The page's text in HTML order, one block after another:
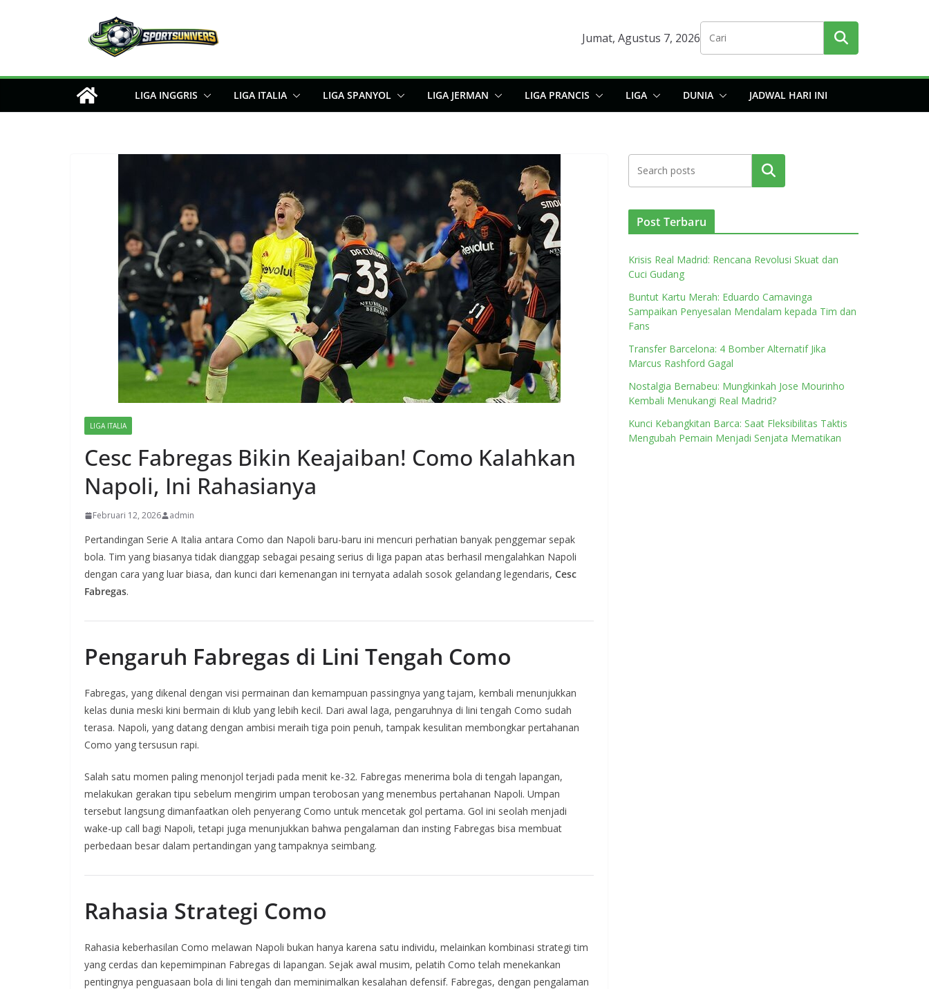
Jumat, Agustus 7, 2026
LIGA INGGRIS LIGA ITALIA LIGA SPANYOL LIGA JERMAN LIGA PRANCIS LIGA DUNIA JADWAL HARI INI
LIGA ITALIA
Cesc Fabregas Bikin Keajaiban! Como Kalahkan
Napoli, Ini Rahasianya
Februari 12, 2026 admin
Pertandingan Serie A Italia antara Como dan Napoli baru-baru ini mencuri perhatian banyak penggemar sepak
bola. Tim yang biasanya tidak dianggap sebagai pesaing serius di liga papan atas berhasil mengalahkan Napoli
dengan cara yang luar biasa, dan kunci dari kemenangan ini ternyata adalah sosok gelandang legendaris, Cesc
Fabregas.
Pengaruh Fabregas di Lini Tengah Como
Fabregas, yang dikenal dengan visi permainan dan kemampuan passingnya yang tajam, kembali menunjukkan
kelas dunia meski kini bermain di klub yang lebih kecil. Dari awal laga, pengaruhnya di lini tengah Como sudah
terasa. Napoli, yang datang dengan ambisi meraih tiga poin penuh, tampak kesulitan membongkar pertahanan
Como yang tersusun rapi.
Salah satu momen paling menonjol terjadi pada menit ke-32. Fabregas menerima bola di tengah lapangan,
melakukan gerakan tipu sebelum mengirim umpan terobosan yang menembus pertahanan Napoli. Umpan
tersebut langsung dimanfaatkan oleh penyerang Como untuk mencetak gol pertama. Gol ini seolah menjadi
wake-up call bagi Napoli, tetapi juga menunjukkan bahwa pengalaman dan insting Fabregas bisa membuat
perbedaan besar dalam pertandingan yang tampaknya seimbang.
Rahasia Strategi Como
Rahasia keberhasilan Como melawan Napoli bukan hanya karena satu individu, melainkan kombinasi strategi tim
yang cerdas dan kepemimpinan Fabregas di lapangan. Sejak awal musim, pelatih Como telah menekankan
pentingnya penguasaan bola di lini tengah dan meminimalkan kesalahan defensif. Fabregas, dengan pengalaman
Cari
Post Terbaru
Krisis Real Madrid: Rencana Revolusi Skuat dan
Cuci Gudang
Buntut Kartu Merah: Eduardo Camavinga
Sampaikan Penyesalan Mendalam kepada Tim dan
Fans
Transfer Barcelona: 4 Bomber Alternatif Jika
Marcus Rashford Gagal
Nostalgia Bernabeu: Mungkinkah Jose Mourinho
Kembali Menukangi Real Madrid?
Kunci Kebangkitan Barca: Saat Fleksibilitas Taktis
Mengubah Pemain Menjadi Senjata Mematikan